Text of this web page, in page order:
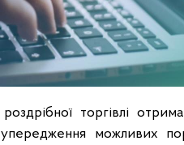
торгівлі
можливих